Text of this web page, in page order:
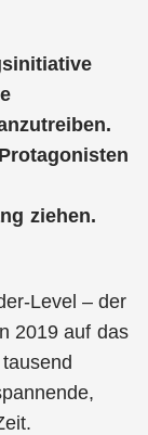
ziehen.
Level – der
2019 auf das